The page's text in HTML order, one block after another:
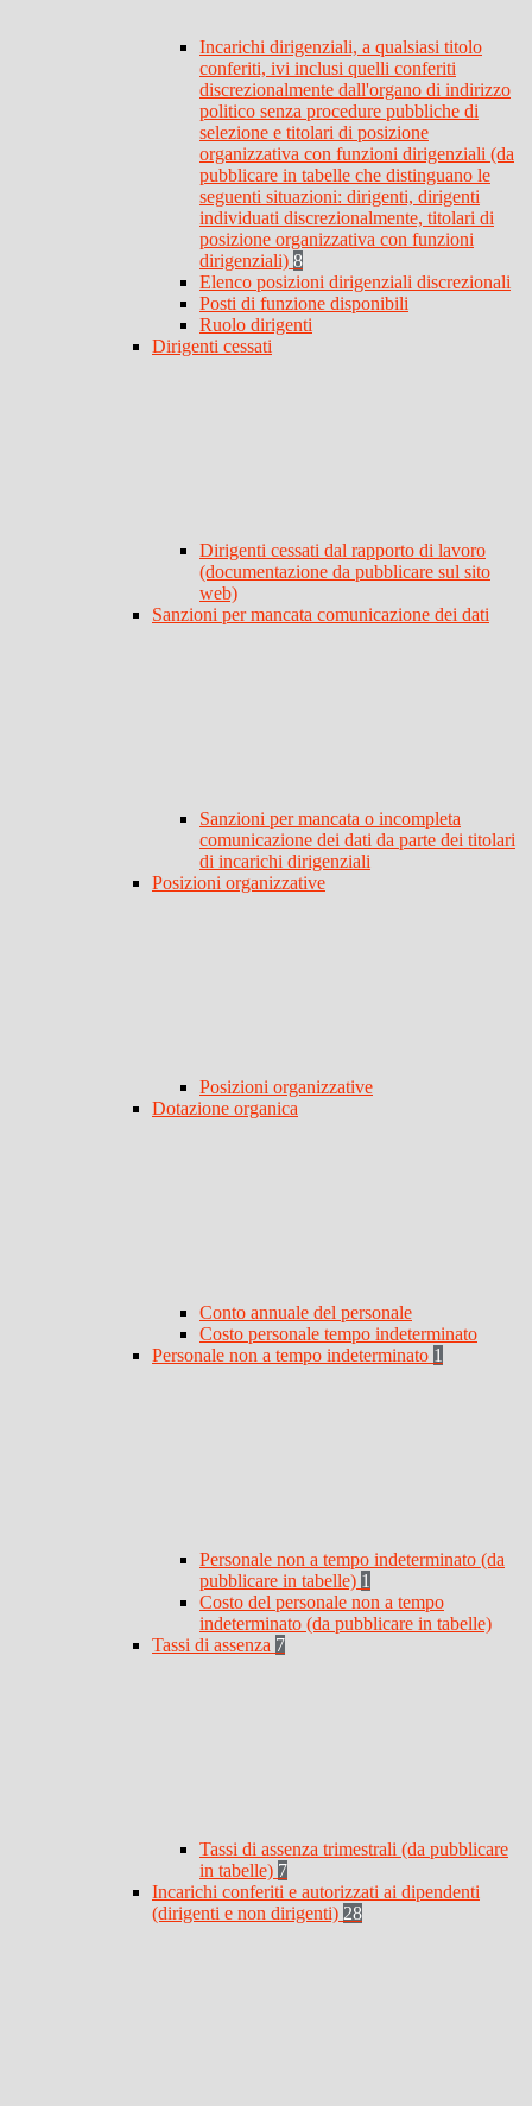
Incarichi dirigenziali, a qualsiasi titolo
conferiti, ivi inclusi quelli conferiti
discrezionalmente dall'organo di indirizzo
politico senza procedure pubbliche di
selezione e titolari di posizione
organizzativa con funzioni dirigenziali (da
pubblicare in tabelle che distinguano le
seguenti situazioni: dirigenti, dirigenti
individuati discrezionalmente, titolari di
posizione organizzativa con funzioni
dirigenziali) 8
Elenco posizioni dirigenziali discrezionali
Posti di funzione disponibili
Ruolo dirigenti
Dirigenti cessati
Dirigenti cessati dal rapporto di lavoro
(documentazione da pubblicare sul sito
web)
Sanzioni per mancata comunicazione dei dati
Sanzioni per mancata o incompleta
comunicazione dei dati da parte dei titolari
di incarichi dirigenziali
Posizioni organizzative
Posizioni organizzative
Dotazione organica
Conto annuale del personale
Costo personale tempo indeterminato
Personale non a tempo indeterminato 1
Personale non a tempo indeterminato (da
pubblicare in tabelle) 1
Costo del personale non a tempo
indeterminato (da pubblicare in tabelle)
Tassi di assenza 7
Tassi di assenza trimestrali (da pubblicare
in tabelle) 7
Incarichi conferiti e autorizzati ai dipendenti
(dirigenti e non dirigenti) 28